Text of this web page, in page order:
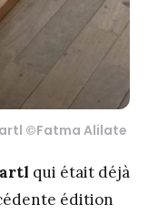
©Fatma Alilate
qui était déjà
édition